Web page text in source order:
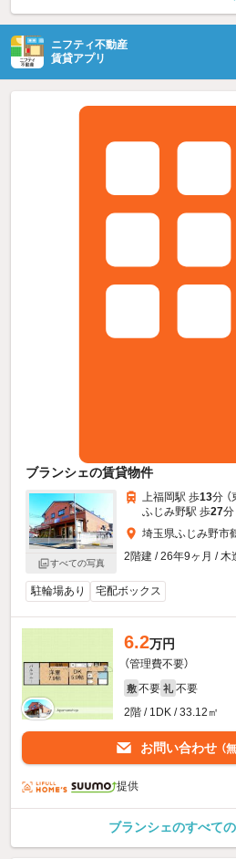
ニフティ不動産
賃貸アプリ
ブランシェの賃貸物件
すべての写真
上福岡駅 歩13分 （
ふじみ野駅 歩27分
埼玉県ふじみ野市
2階建 / 26年9ヶ月 / 木
駐輪場あり 宅配ボックス
6.2万円
（管理費不要）
敷 不要 礼 不要
2階 / 1DK / 33.12㎡
お問い合わせ （
提供
ブランシェのすべて